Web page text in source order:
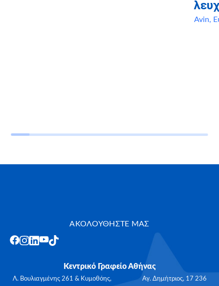
Avin,
ΑΚΟΛΟΥΘΗΣΤΕ ΜΑΣ
Κεντρικό Γραφείο Αθήνας
Λ. Βουλιαγμένης 261 & Κυμοθόης, Αγ. Δημήτριος, 17 236